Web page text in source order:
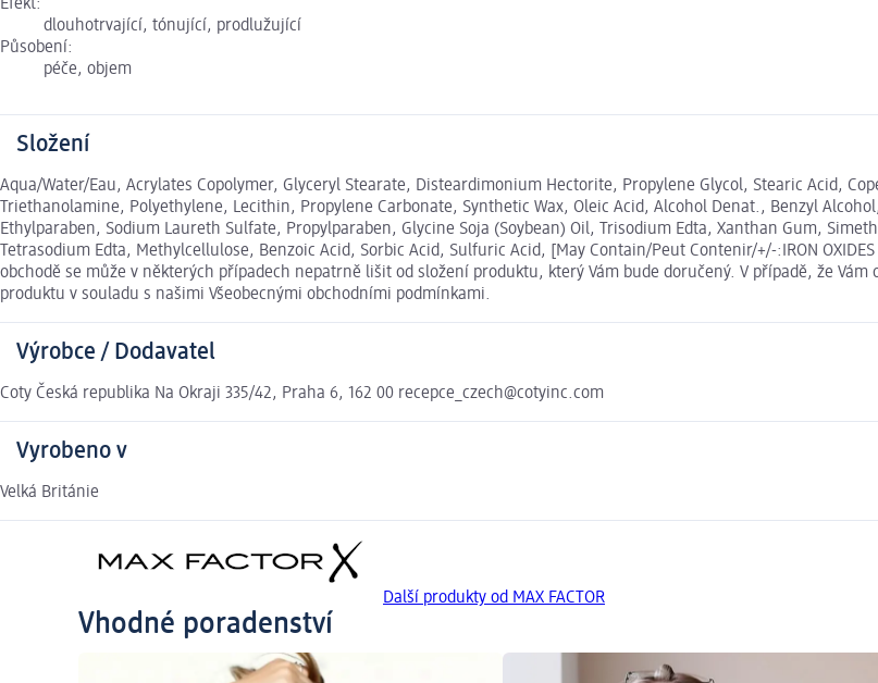
Efekt:
dlouhotrvající, tónující, prodlužující
Působení:
péče, objem
Složení
Aqua/Water/Eau, Acrylates Copolymer, Glyceryl Stearate, Disteardimonium Hectorite, Propylene Glycol, Stearic Acid,
Triethanolamine, Polyethylene, Lecithin, Propylene Carbonate, Synthetic Wax, Oleic Acid, Alcohol Denat., Benzyl
Ethylparaben, Sodium Laureth Sulfate, Propylparaben, Glycine Soja (Soybean) Oil, Trisodium Edta, Xanthan Gum,
Tetrasodium Edta, Methylcellulose, Benzoic Acid, Sorbic Acid, Sulfuric Acid, [May Contain/Peut Contenir/+/-:IRON
obchodě se může v některých případech nepatrně lišit od složení produktu, který Vám bude doručený. V případě, že
produktu v souladu s našimi Všeobecnými obchodními podmínkami.
Výrobce / Dodavatel
Coty Česká republika Na Okraji 335/42, Praha 6, 162 00 recepce_czech@cotyinc.com
Vyrobeno v
Velká Británie
Další produkty od MAX FACTOR
Vhodné poradenství